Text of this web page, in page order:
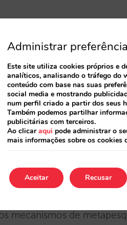
painel Mirai Metasearch:
de Business
mecanismo a
visitas gero? Converto
E o mais importante,
painel simples e
mecanismos de
Administrar
Este site utiliza cookies próprios e
analíticos, analisando o tráfego do
conteúdo com base nas suas
social media e mostrando
num perfil criado a partir dos seus
Também podemos partilhar
publicitárias com terceiros.
Ao clicaraqui pode administrar o
mais informações sobre os cookies
Aceitar Recusar